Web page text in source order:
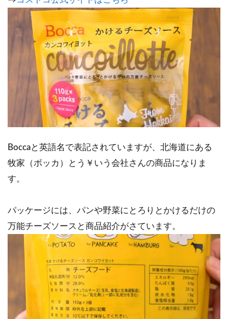
Boccaと英語名で表記されていますが、北海道にある
牧家（ボッカ）とう￥いう会社さんの商品になりま
す。
パッケージには、パンや野菜にとろりとかけるだけの
万能チーズソースと商品紹介がさています。